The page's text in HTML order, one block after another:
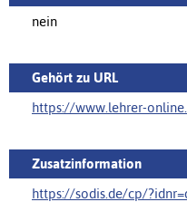
nein
Gehört zu URL
https://www.lehrer-
Zusatzinformation
https://sodis.de/cp/‌